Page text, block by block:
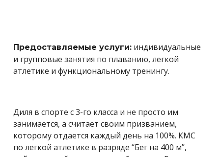
Предоставляемые услуги: индивидуальные
и групповые занятия по плаванию, легкой
атлетике и функциональному тренингу.
Диля в спорте с 3-го класса и не просто им
занимается, а считает своим призванием,
которому отдается каждый день на 100%. КМС
по легкой атлетике в разряде “Бег на 400 м”,